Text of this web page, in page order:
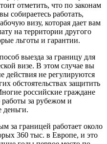
отметить, что по законам
собираетесь работать,
визу, которая дает вам
на территории другого
льготы и гарантии.
выезда за границу для
визе. В этом случае вы
действия не регулируются
обстоятельствах защитить
российские граждане
за рубежом и
деньги.
за границей работает около
360 тыс. в Европе, и это